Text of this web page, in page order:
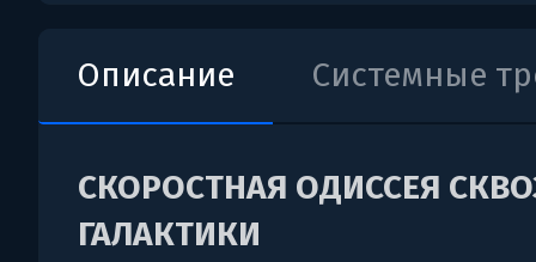
Описание Системные
СКОРОСТНАЯ ОДИССЕЯ
ГАЛАКТИКИ